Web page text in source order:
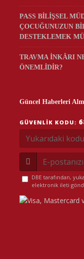
PASS BİLİŞSEL
ÇOCUĞUNUZUN
DESTEKLEMEK
TRAVMA İNKÂRI
ÖNEMLİDİR?
Güncel Haberleri
GÜVENLIK KODU:
DBE tarafından,
elektronik ileti